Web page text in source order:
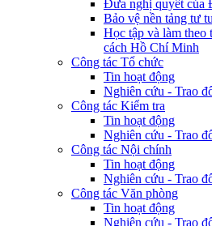
Đưa nghị quyết của
Bảo vệ nền tảng tư
Học tập và làm theo
cách Hồ Chí Minh
Công tác Tổ chức
Tin hoạt động
Nghiên cứu - Trao
Công tác Kiểm tra
Tin hoạt động
Nghiên cứu - Trao
Công tác Nội chính
Tin hoạt động
Nghiên cứu - Trao
Công tác Văn phòng
Tin hoạt động
Nghiên cứu - Trao